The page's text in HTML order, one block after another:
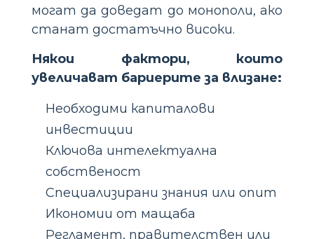
могат да доведат до монополи, ако
станат достатъчно високи.
Някои фактори, които
увеличават бариерите за влизане:
Необходими капиталови
инвестиции
Ключова интелектуална
собственост
Специализирани знания или опит
Икономии от мащаба
Регламент, правителствен или